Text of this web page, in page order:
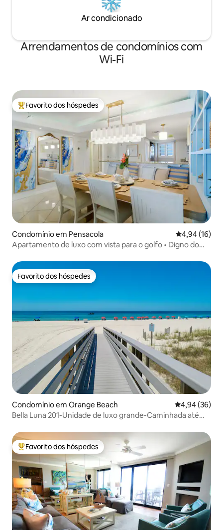
Ar condicionado
Arrendamentos de condomínios com
Wi-Fi
Favoritos dos hóspedes mais apreciados
Favorito dos hóspedes
Condomínio em Pensacola Classificação
4,94 (16)
Apartamento de luxo com vista para o golfo • Digno do
Favorito dos hóspedes
Favorito dos hóspedes
Condomínio em Orange Beach Classificação
4,94 (36)
Bella Luna 201-Unidade de luxo grande-Caminhada até
Favoritos dos hóspedes mais apreciados
Favorito dos hóspedes